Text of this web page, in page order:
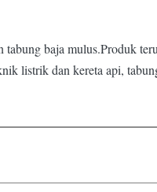
tabung baja mulus.Produk
listrik dan kereta api,